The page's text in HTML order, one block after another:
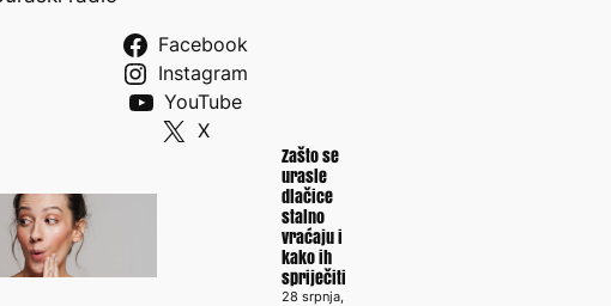
Facebook
Instagram
YouTube
X
Zašto se
urasle
dlačice
stalno
vraćaju i
kako ih
spriječiti
28 srpnja,